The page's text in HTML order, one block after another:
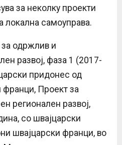
за неколку проекти
локална самоуправа.
за одржлив и
развој, фаза 1 (2017-
придонес од
франци, Проект за
регионален развој,
со швајцарски
швајцарски франци, во